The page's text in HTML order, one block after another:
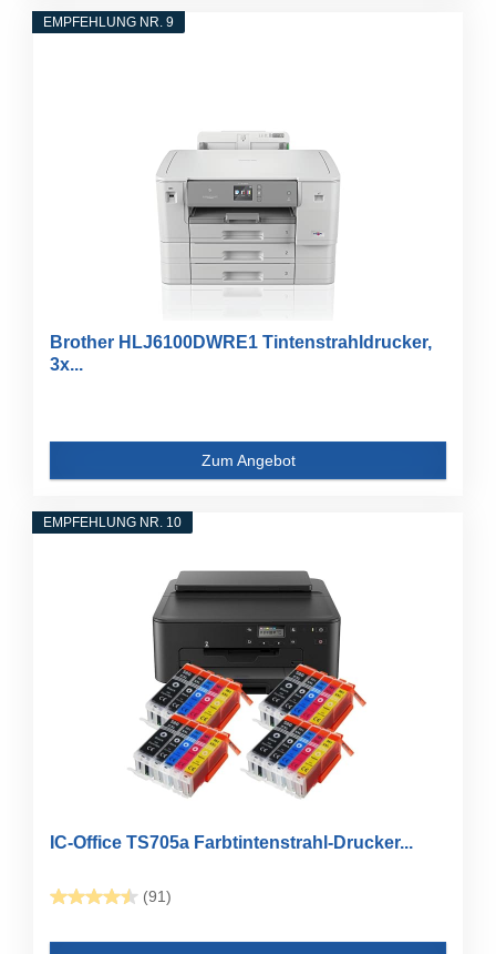
EMPFEHLUNG NR. 9
Brother HLJ6100DWRE1 Tintenstrahldrucker,
3x...
Zum Angebot
EMPFEHLUNG NR. 10
IC-Office TS705a Farbtintenstrahl-Drucker...
(91)